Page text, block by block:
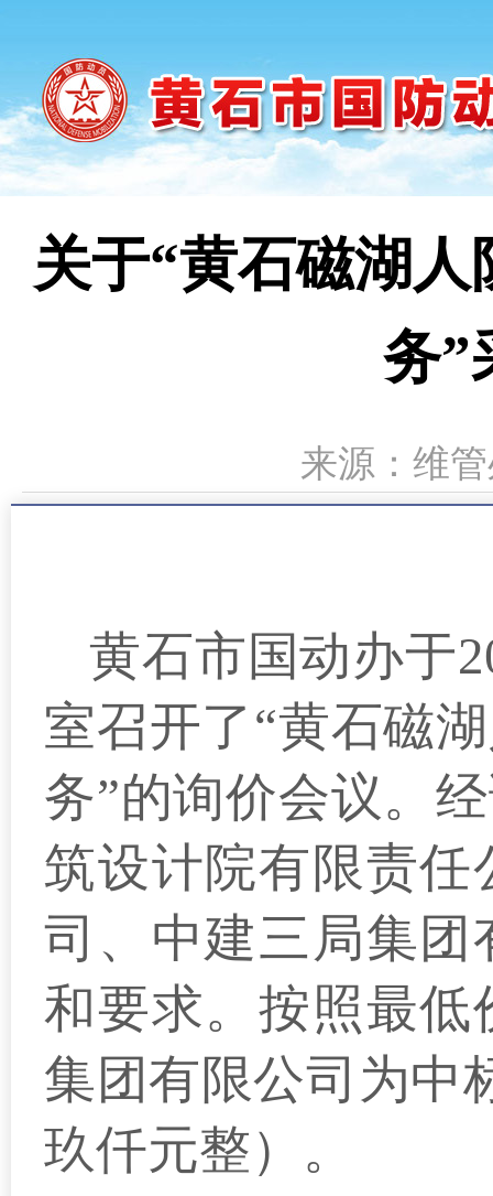
关于“黄石磁湖
务”
来源：维
黄石市国动办于
室召开了“黄石磁
务”的询价会议。
筑设计院有限责
司、中建三局集团
和要求。按照最
集团有限公司 为中
玖仟元整）。